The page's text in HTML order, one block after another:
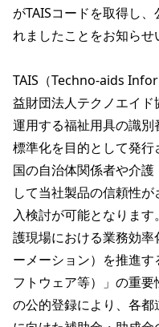
がTAISコードを取得し
れましたことをお知らせ
TAIS（Techno-aids
益財団法人テクノエイ
運用する福祉用具の識
標準化を目的として発
国の自治体関係者や介
して当社製品の信頼性
入検討が可能となりま
護現場における業務効
ーメーション）を推進
フトウェア等）」の重
の公的登録により、各